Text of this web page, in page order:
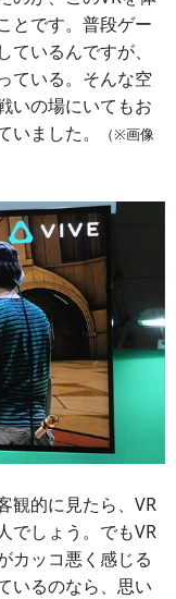
とです。普段ゲー
いるんですが、
ている。そんな空
いの場にいてもお
ました。
（※画像
観的に見たら、VR
でしょう。でもVR
カッコ悪く感じる
いるのなら、思い